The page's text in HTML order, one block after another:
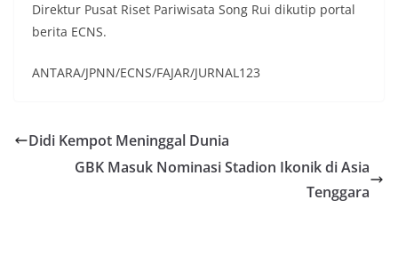
Direktur Pusat Riset Pariwisata Song Rui dikutip portal
berita ECNS.
ANTARA/JPNN/ECNS/FAJAR/JURNAL123
Didi Kempot Meninggal Dunia
GBK Masuk Nominasi Stadion Ikonik di Asia
Tenggara